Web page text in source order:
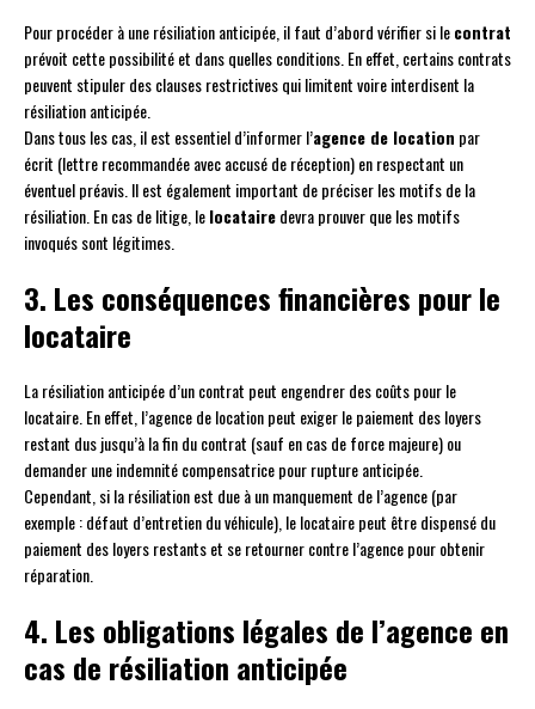
Pour procéder à une résiliation anticipée, il faut d’abord vérifier si lecontrat
prévoit cette possibilité et dans quelles conditions. En effet, certains contrats
peuvent stipuler des clauses restrictives qui limitent voire interdisent la
résiliation anticipée.
Dans tous les cas, il est essentiel d’informer l’agence de location par
écrit (lettre recommandée avec accusé de réception) en respectant un
éventuel préavis. Il est également important de préciser les motifs de la
résiliation. En cas de litige, lelocatairedevra prouver que les motifs
invoqués sont légitimes.
3. Les conséquences financières pour le
locataire
La résiliation anticipée d’un contrat peut engendrer des coûts pour le
locataire. En effet, l’agence de location peut exiger le paiement des loyers
restant dus jusqu’à la fin du contrat (sauf en cas de force majeure) ou
demander une indemnité compensatrice pour rupture anticipée.
Cependant, si la résiliation est due à un manquement de l’agence (par
exemple : défaut d’entretien du véhicule), le locataire peut être dispensé du
paiement des loyers restants et se retourner contre l’agence pour obtenir
réparation.
4. Les obligations légales de l’agence en
cas de résiliation anticipée